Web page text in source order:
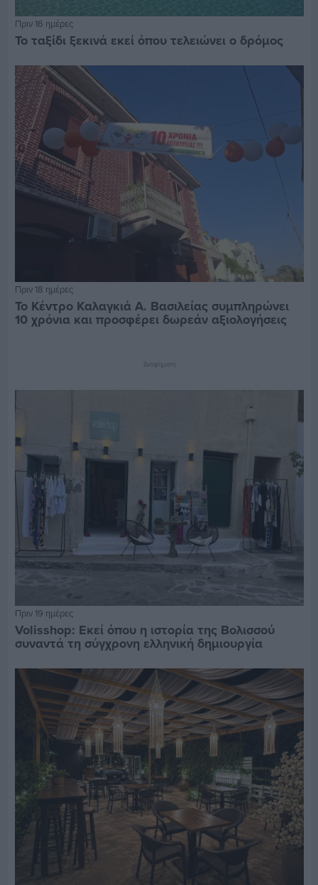
Πριν 16 ημέρες
Το ταξίδι ξεκινά εκεί όπου τελειώνει ο δρόμος
Πριν 18 ημέρες
Το Κέντρο Καλαγκιά Α. Βασιλείας συμπληρώνει
10 χρόνια και προσφέρει δωρεάν αξιολογήσεις
Διαφήμιση
Πριν 19 ημέρες
Volisshop: Εκεί όπου η ιστορία της Βολισσού
συναντά τη σύγχρονη ελληνική δημιουργία